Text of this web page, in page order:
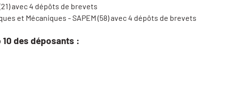
avec 4 dépôts de brevets
et Mécaniques - SAPEM (58) avec 4 dépôts de brevets
des déposants :